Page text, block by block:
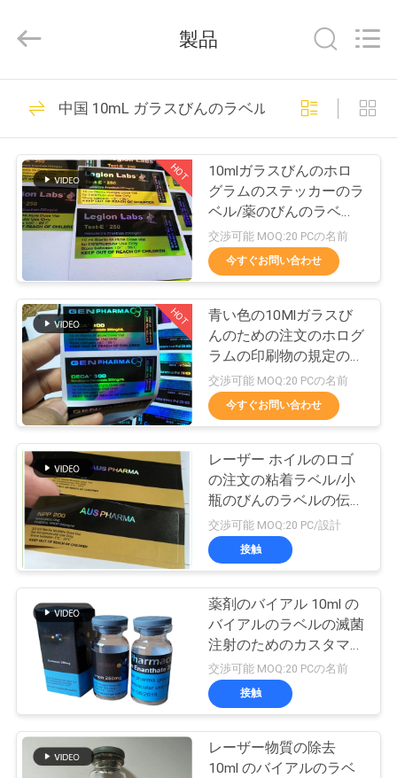
プ
ロ
ダ
ト
私
達
に
つ
い
て
行
2017
Reserved.
ガラス ガラスびん
のラベル
335
錠剤のラベル
256
10mL ガラスびんの
ラベル
139
注文のガラスびん
のラベル
111
製品
中国 10mL ガラスびんのラベル
HOT
10mlガラスびんのホロ
グラムのステッカーのラ
ベル/薬のびんのラベル
のレーザープリンターに
よる印刷
交渉可能 MOQ:20 PCの名前
今すぐお問い合わせ
HOT
青い色の10Mlガラスび
んのための注文のホログ
ラムの印刷物の規定のび
んのラベル
交渉可能 MOQ:20 PCの名前
今すぐお問い合わせ
レーザー ホイルのロゴ
の注文の粘着ラベル/小
瓶のびんのラベルの伝統
的な色
交渉可能 MOQ:20 PC/設計
接触
薬剤のバイアル 10ml の
バイアルのラベルの滅菌
注射のためのカスタマイ
ズされたサイズ
交渉可能 MOQ:20 PCの名前
接触
レーザー物質の除去
10ml のバイアルのラベ